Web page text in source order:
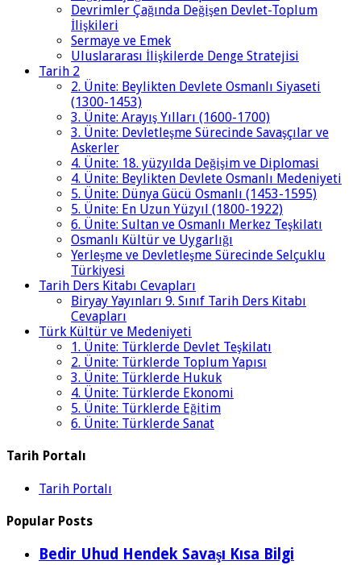
Devrimler Çağında Değişen Devlet-Toplum
İlişkileri
Sermaye ve Emek
Uluslararası İlişkilerde Denge Stratejisi
Tarih 2
2. Ünite: Beylikten Devlete Osmanlı Siyaseti
(1300-1453)
3. Ünite: Arayış Yılları (1600-1700)
3. Ünite: Devletleşme Sürecinde Savaşçılar ve
Askerler
4. Ünite: 18. yüzyılda Değişim ve Diplomasi
4. Ünite: Beylikten Devlete Osmanlı Medeniyeti
5. Ünite: Dünya Gücü Osmanlı (1453-1595)
5. Ünite: En Uzun Yüzyıl (1800-1922)
6. Ünite: Sultan ve Osmanlı Merkez Teşkilatı
Osmanlı Kültür ve Uygarlığı
Yerleşme ve Devletleşme Sürecinde Selçuklu
Türkiyesi
Tarih Ders Kitabı Cevapları
Biryay Yayınları 9. Sınıf Tarih Ders Kitabı
Cevapları
Türk Kültür ve Medeniyeti
1. Ünite: Türklerde Devlet Teşkilatı
2. Ünite: Türklerde Toplum Yapısı
3. Ünite: Türklerde Hukuk
4. Ünite: Türklerde Ekonomi
5. Ünite: Türklerde Eğitim
6. Ünite: Türklerde Sanat
Tarih Portalı
Tarih Portalı
Popular Posts
Bedir Uhud Hendek Savaşı Kısa Bilgi